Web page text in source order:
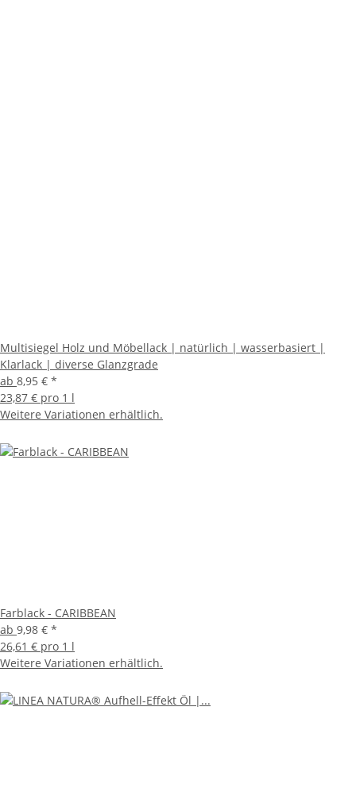
Multisiegel Holz und Möbellack | natürlich | wasserbasiert |
Klarlack | diverse Glanzgrade
ab 8,95 € *
23,87 € pro 1 l
Weitere Variationen erhältlich.
Farblack - CARIBBEAN
ab 9,98 € *
26,61 € pro 1 l
Weitere Variationen erhältlich.